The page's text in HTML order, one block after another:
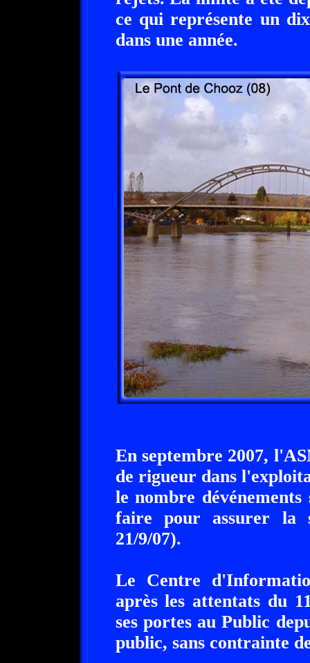
ce qui représente un
dans une année.
En septembre 2007,
de rigueur dans
le nombre
faire pour assurer la
21/9/07).
Le Centre
après les attentats du
ses portes au Public
public, sans contrainte